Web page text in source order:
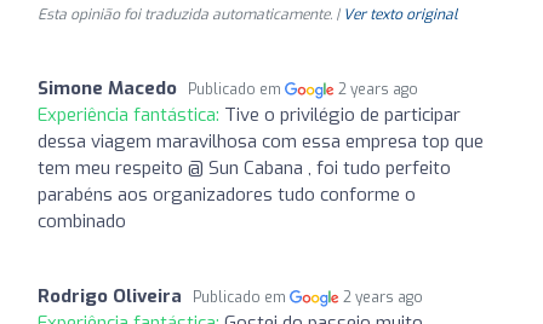
Esta opinião foi traduzida automaticamente. | Ver texto original
Simone Macedo Publicado em 2 years ago
Experiência fantástica: Tive o privilégio de participar
dessa viagem maravilhosa com essa empresa top que
tem meu respeito @ Sun Cabana , foi tudo perfeito
parabéns aos organizadores tudo conforme o
combinado
Rodrigo Oliveira Publicado em 2 years ago